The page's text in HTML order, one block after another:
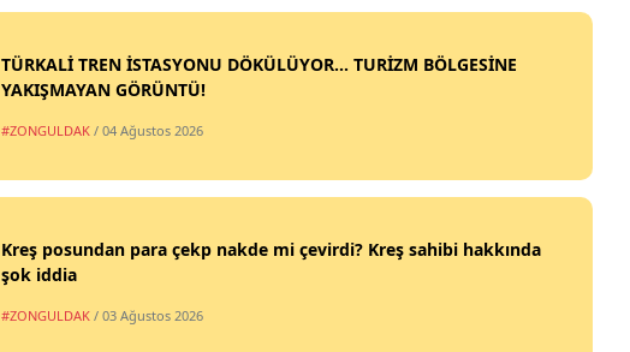
TÜRKALİ TREN İSTASYONU DÖKÜLÜYOR... TURİZM BÖLGESİNE
YAKIŞMAYAN GÖRÜNTÜ!
#ZONGULDAK / 04 Ağustos 2026
Kreş posundan para çekp nakde mi çevirdi? Kreş sahibi hakkında
şok iddia
#ZONGULDAK / 03 Ağustos 2026